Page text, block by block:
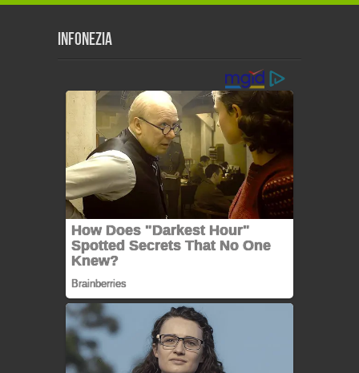
Infonezia